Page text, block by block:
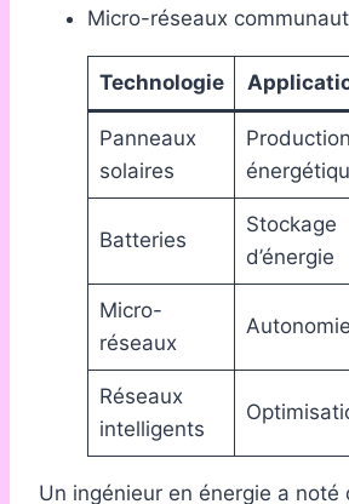
Micro-réseaux
Technologie
Panneaux
solaires
Production
Batteries
Stockage
d’énergie
Micro-
réseaux
Autonomie
Réseaux
intelligents
Un ingénieur en énergie a noté